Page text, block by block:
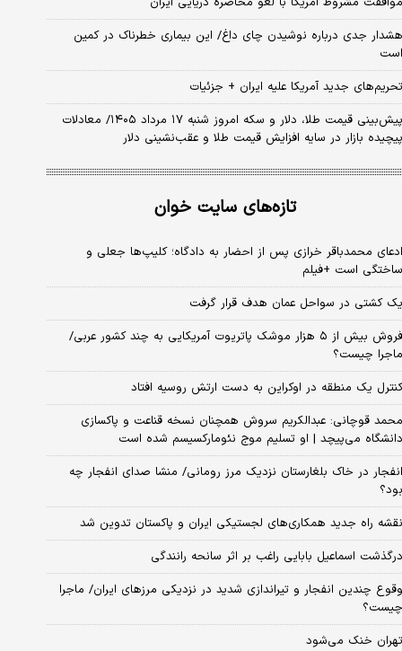
هشدار جدی درباره نوشیدن چای داغ/ این بیماری خطرناک در کمین
است
تحریم‌های جدید آمریکا علیه ایران + جزئیات
پیش‌بینی قیمت طلا، دلار و سکه امروز شنبه ۱۷ مرداد ۱۴۰۵/ معادلات
پیچیده بازار در سایه افزایش قیمت طلا و عقب‌نشینی دلار
تازه‌های سایت خوان
ادعای محمدباقر خرازی پس از احضار به دادگاه؛ کلیپ‌ها جعلی و
ساختگی است +فیلم
یک کشتی در سواحل عمان هدف قرار گرفت
فروش بیش از ۵ هزار موشک پاتریوت آمریکایی به چند کشور عربی/
ماجرا چیست؟
کنترل یک منطقه در اوکراین به دست ارتش روسیه افتاد
محمد قوچانی: عبدالکریم سروش همچنان نسخه قناعت و پاکسازی
دانشگاه می‌پیچد | او تسلیم موج نئومارکسیسم شده است
انفجار در خاک بلغارستان نزدیک مرز رومانی/ منشا صدای انفجار چه
بود؟
نقشه راه جدید همکاری‌های لجستیکی ایران و پاکستان تدوین شد
درگذشت اسماعیل بابایی راغب بر اثر سانحه رانندگی
وقوع چندین انفجار و تیراندازی شدید در نزدیکی مرز‌های ایران/ ماجرا
چیست؟
تهران خنک می‌شود